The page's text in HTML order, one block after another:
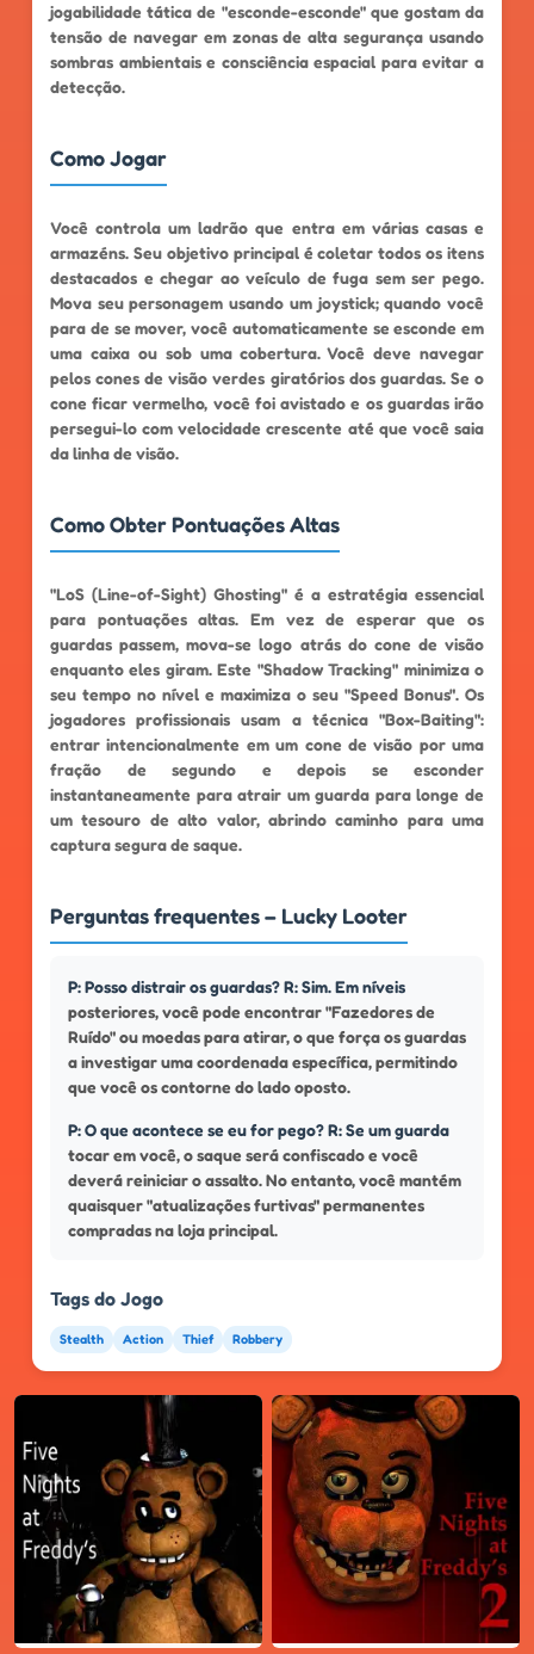
jogabilidade tática de "esconde-esconde" que gostam da
tensão de navegar em zonas de alta segurança usando
sombras ambientais e consciência espacial para evitar a
detecção.
Como Jogar
Você controla um ladrão que entra em várias casas e
armazéns. Seu objetivo principal é coletar todos os itens
destacados e chegar ao veículo de fuga sem ser pego.
Mova seu personagem usando um joystick; quando você
para de se mover, você automaticamente se esconde em
uma caixa ou sob uma cobertura. Você deve navegar
pelos cones de visão verdes giratórios dos guardas. Se o
cone ficar vermelho, você foi avistado e os guardas irão
persegui-lo com velocidade crescente até que você saia
da linha de visão.
Como Obter Pontuações Altas
"LoS (Line-of-Sight) Ghosting" é a estratégia essencial
para pontuações altas. Em vez de esperar que os
guardas passem, mova-se logo atrás do cone de visão
enquanto eles giram. Este "Shadow Tracking" minimiza o
seu tempo no nível e maximiza o seu "Speed ​​Bonus". Os
jogadores profissionais usam a técnica "Box-Baiting":
entrar intencionalmente em um cone de visão por uma
fração de segundo e depois se esconder
instantaneamente para atrair um guarda para longe de
um tesouro de alto valor, abrindo caminho para uma
captura segura de saque.
Perguntas frequentes – Lucky Looter
P: Posso distrair os guardas? R: Sim. Em níveis
posteriores, você pode encontrar "Fazedores de
Ruído" ou moedas para atirar, o que força os guardas
a investigar uma coordenada específica, permitindo
que você os contorne do lado oposto.
P: O que acontece se eu for pego? R: Se um guarda
tocar em você, o saque será confiscado e você
deverá reiniciar o assalto. No entanto, você mantém
quaisquer "atualizações furtivas" permanentes
compradas na loja principal.
Tags do Jogo
Stealth Action Thief Robbery